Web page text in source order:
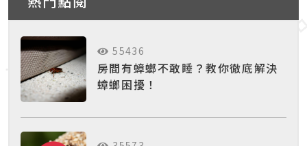
55436
房間有蟑螂不敢睡？教你徹底解決
蟑螂困擾！